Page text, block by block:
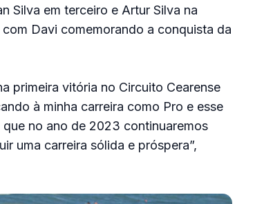
Silva em terceiro e Artur Silva na
Davi comemorando a conquista da
primeira vitória no Circuito Cearense
à minha carreira como Pro e esse
no ano de 2023 continuaremos
uma carreira sólida e próspera”,